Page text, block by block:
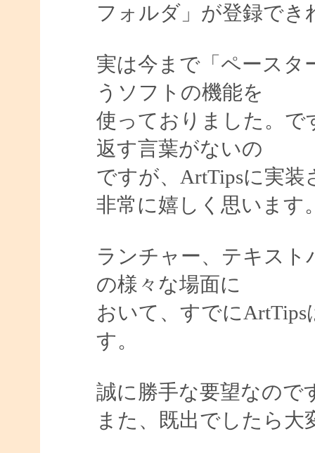
フォルダ」が登録で
実は今まで「ペースタ
うソフトの機能を
使っておりました。
返す言葉がないの
ですが、ArtTipsに実
非常に嬉しく思います
ランチャー、テキス
の様々な場面に
おいて、すでに
す。
誠に勝手な要望なので
また、既出でしたら